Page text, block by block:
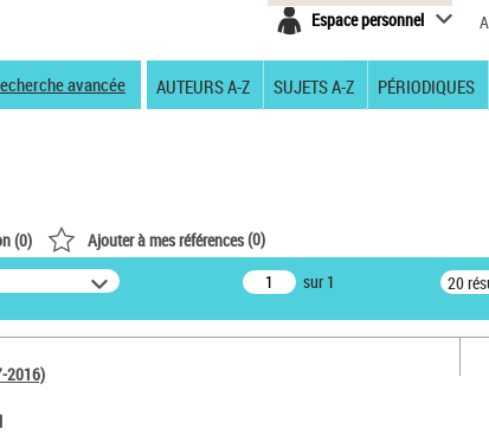
Espace personnel
avancée AUTEURS A-Z SUJETS A-Z PÉRIODIQUES
(0) Ajouter à mes références(0)
sur 1 20
2016)